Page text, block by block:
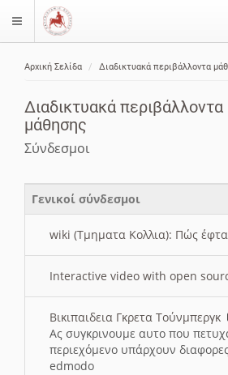
$langMenu
Αρχική Σελίδα Διαδικτυακά περιβάλλοντα
Διαδικτυακά περιβάλλοντα
μάθησης
Σύνδεσμοι
Γενικοί σύνδεσμοι
wiki (Τμηματα Κολλια): Πώς
Interactive video with open
Βικιπαιδεια Γκρετα Τούνμπεργκ
Ας συγκρινουμε αυτο που
περιεχόμενο υπάρχουν
edmodo